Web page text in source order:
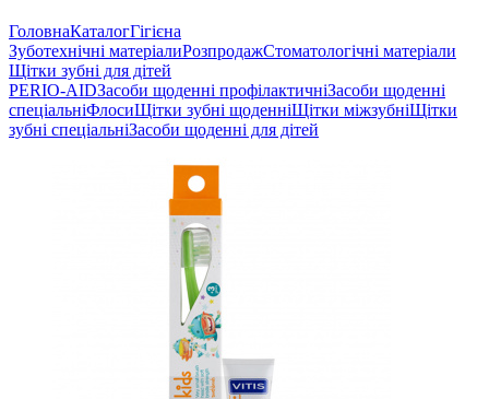
ГоловнаКаталогГігієна
Зуботехнічні матеріалиРозпродажСтоматологічні матеріали
Щітки зубні для дітей
PERIO-AIDЗасоби щоденні профілактичніЗасоби щоденні
спеціальніФлосиЩітки зубні щоденніЩітки міжзубніЩітки
зубні спеціальніЗасоби щоденні для дітей